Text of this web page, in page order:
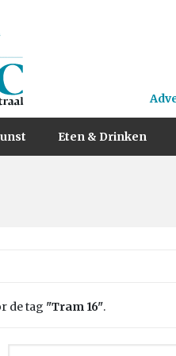
Eten & Drinken
de tag "Tram 16".